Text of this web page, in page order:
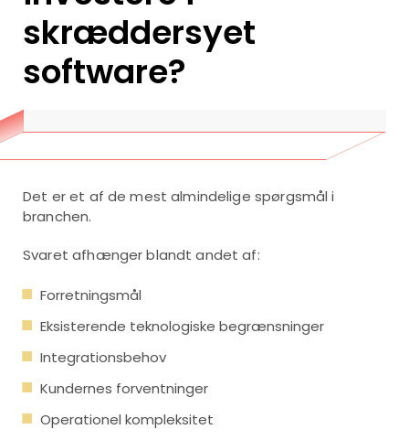
skræddersyet
software?
Det er et af de mest almindelige spørgsmål i
branchen.
Svaret afhænger blandt andet af:
Forretningsmål
Eksisterende teknologiske begrænsninger
Integrationsbehov
Kundernes forventninger
Operationel kompleksitet